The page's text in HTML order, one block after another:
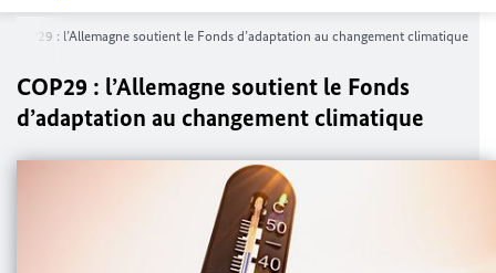
COP29 : l’Allemagne soutient le Fonds d’adaptation au changement climatique
COP29 : l’Allemagne soutient le Fonds
d’adaptation au changement climatique